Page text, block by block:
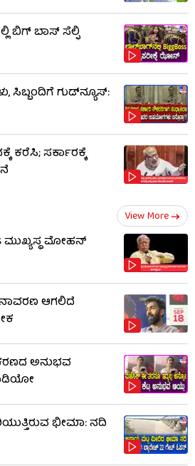
ಬಿಗ್ ಬಾಸ್ ಸೆಲ್ಫಿ
ಸಿಬ್ಬಂದಿಗೆ ಗುಡ್​ನ್ಯೂಸ್:
ಕರೆಸಿ; ಸರ್ಕಾರಕ್ಕೆ
View More
ಮುಖ್ಯಸ್ಥ ಮೋಹನ್
ಆಗಲಿದೆ
ಅನುಭವ
ಭೀಮಾ: ನದಿ